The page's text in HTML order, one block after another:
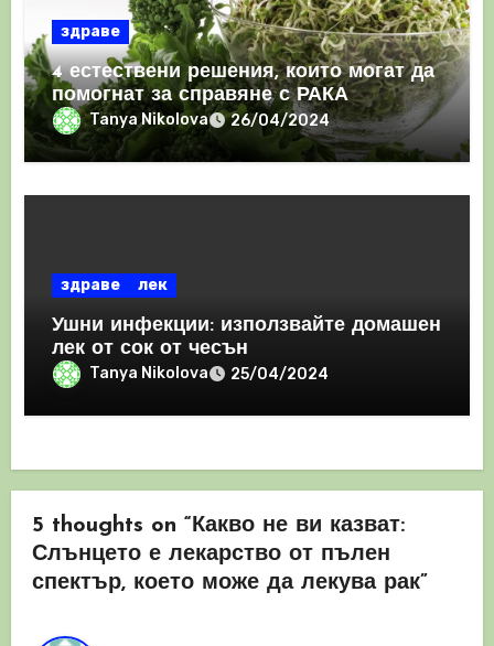
здраве
4 естествени решения, които могат да
помогнат за справяне с РАКА
Tanya Nikolova 26/04/2024
здраве лек
Ушни инфекции: използвайте домашен
лек от сок от чесън
Tanya Nikolova 25/04/2024
5 thoughts on “Какво не ви казват:
Слънцето е лекарство от пълен
спектър, което може да лекува рак”